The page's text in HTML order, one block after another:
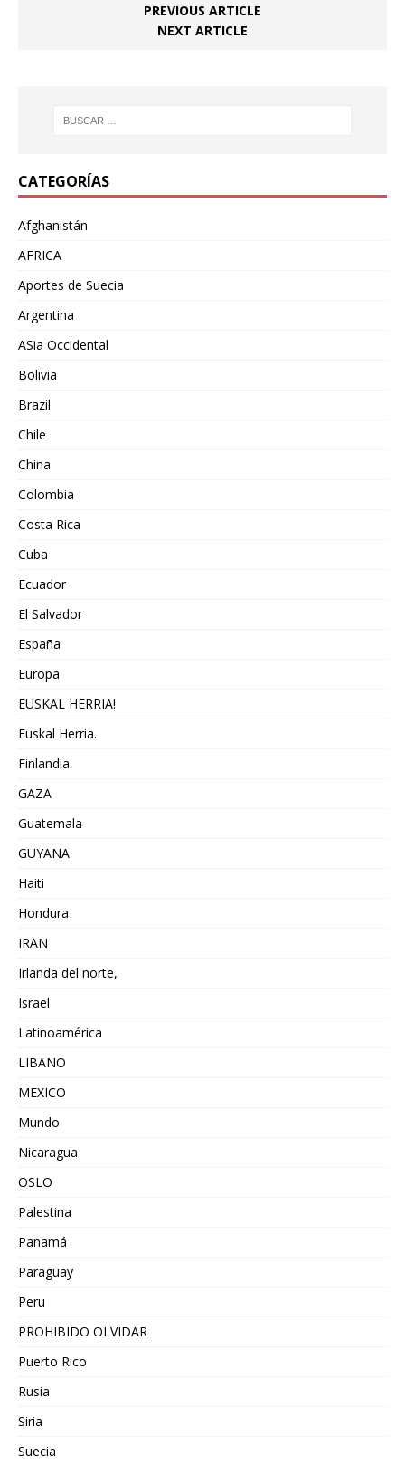
PREVIOUS ARTICLE
NEXT ARTICLE
CATEGORÍAS
Afghanistán
AFRICA
Aportes de Suecia
Argentina
ASia Occidental
Bolivia
Brazil
Chile
China
Colombia
Costa Rica
Cuba
Ecuador
El Salvador
España
Europa
EUSKAL HERRIA!
Euskal Herria.
Finlandia
GAZA
Guatemala
GUYANA
Haiti
Hondura
IRAN
Irlanda del norte,
Israel
Latinoamérica
LIBANO
MEXICO
Mundo
Nicaragua
OSLO
Palestina
Panamá
Paraguay
Peru
PROHIBIDO OLVIDAR
Puerto Rico
Rusia
Siria
Suecia